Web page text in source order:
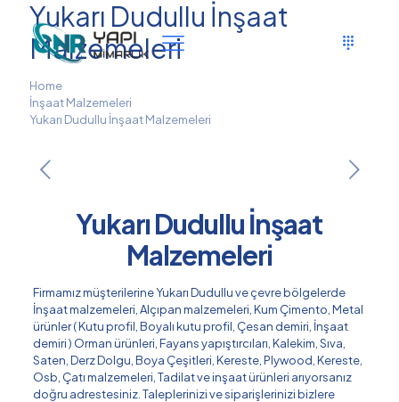
Yukarı Dudullu İnşaat
Malzemeleri
Home
İnşaat Malzemeleri
Yukarı Dudullu İnşaat Malzemeleri
Yukarı Dudullu İnşaat
Malzemeleri
Firmamız müşterilerine Yukarı Dudullu ve çevre bölgelerde
İnşaat malzemeleri, Alçıpan malzemeleri, Kum Çimento, Metal
ürünler ( Kutu profil, Boyalı kutu profil, Çesan demiri, İnşaat
demiri ) Orman ürünleri, Fayans yapıştırcıları, Kalekim, Sıva,
Saten, Derz Dolgu, Boya Çeşitleri, Kereste, Plywood, Kereste,
Osb, Çatı malzemeleri, Tadilat ve inşaat ürünleri arıyorsanız
doğru adrestesiniz. Taleplerinizi ve siparişlerinizi bizlere